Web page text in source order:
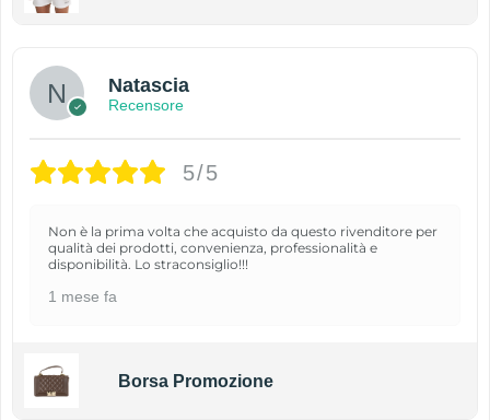
Natascia
Recensore
5/5
Non è la prima volta che acquisto da questo rivenditore per
qualità dei prodotti, convenienza, professionalità e
disponibilità. Lo straconsiglio!!!
1 mese fa
Borsa Promozione